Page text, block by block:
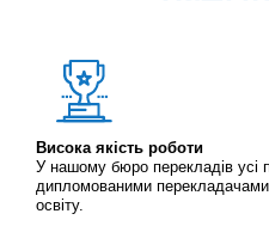
Висока якість роботи
У нашому бюро перекладів усі
дипломованими
освіту.